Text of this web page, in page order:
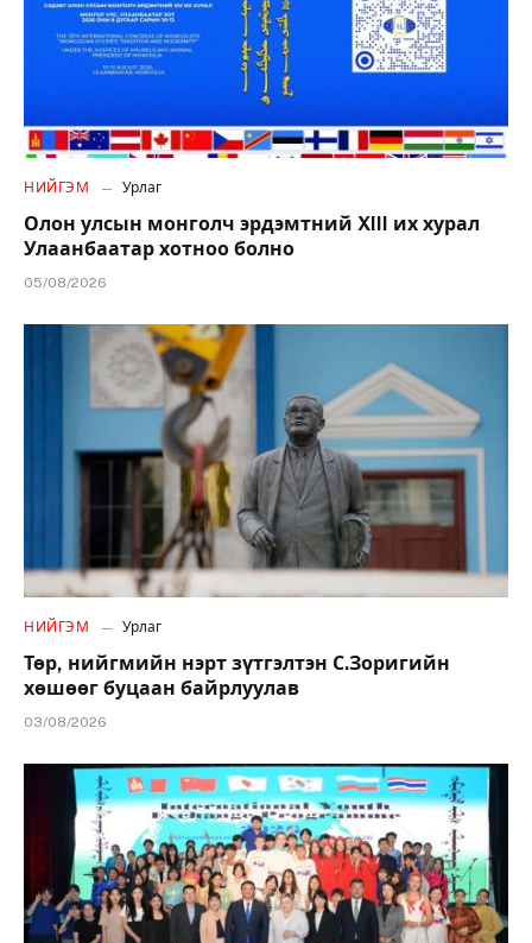
НИЙГЭМ Урлаг
Олон улсын монголч эрдэмтний XIII их хурал
Улаанбаатар хотноо болно
05/08/2026
НИЙГЭМ Урлаг
Төр, нийгмийн нэрт зүтгэлтэн С.Зоригийн
хөшөөг буцаан байрлуулав
03/08/2026